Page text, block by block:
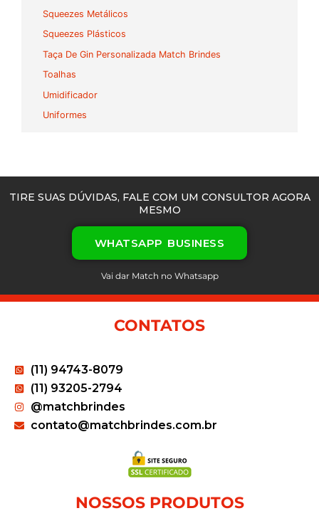
Squeezes Metálicos
Squeezes Plásticos
Taça De Gin Personalizada Match Brindes
Toalhas
Umidificador
Uniformes
TIRE SUAS DÚVIDAS, FALE COM UM CONSULTOR AGORA
MESMO
WHATSAPP BUSINESS
Vai dar Match no Whatsapp
CONTATOS
(11) 94743-8079
(11) 93205-2794
@matchbrindes
contato@matchbrindes.com.br
NOSSOS PRODUTOS